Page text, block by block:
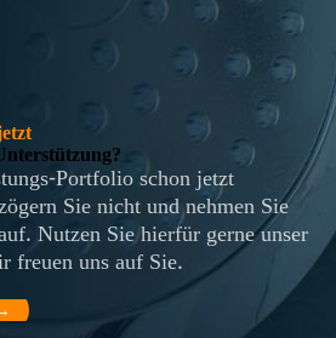
Portfolio schon jetzt
Sie nicht und nehmen Sie
Nutzen Sie hierfür gerne unser
freuen uns auf Sie.